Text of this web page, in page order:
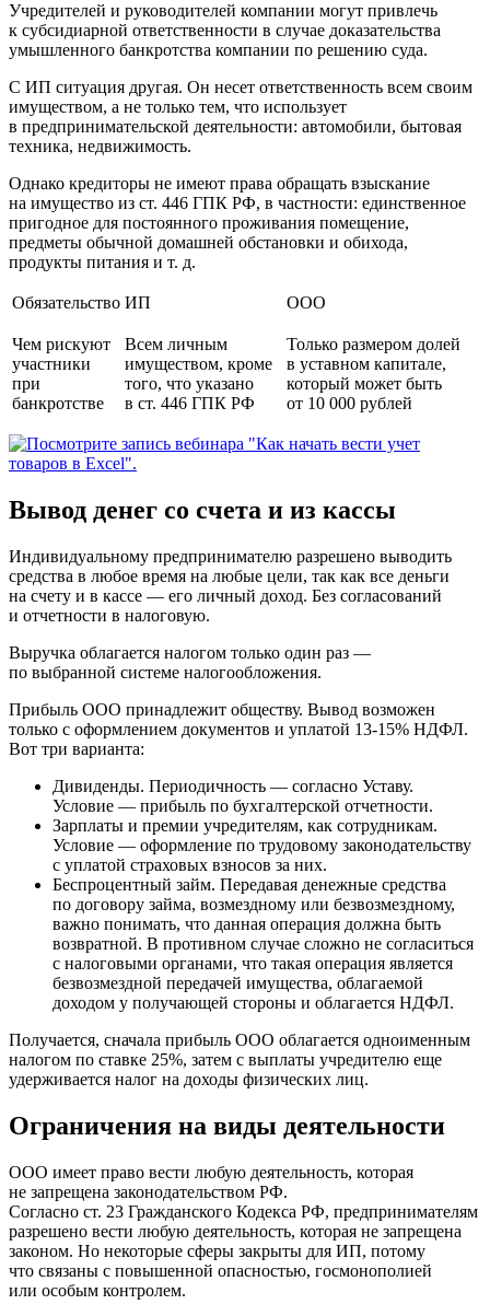
Учредителей и руководителей компании могут привлечь
к субсидиарной ответственности в случае доказательства
умышленного банкротства компании по решению суда.
С ИП ситуация другая. Он несет ответственность всем своим
имуществом, а не только тем, что использует
в предпринимательской деятельности: автомобили, бытовая
техника, недвижимость.
Однако кредиторы не имеют права обращать взыскание
на имущество из ст. 446 ГПК РФ, в частности: единственное
пригодное для постоянного проживания помещение,
предметы обычной домашней обстановки и обихода,
продукты питания и т. д.
Обязательство ИП ООО
Чем рискуют
участники
при
банкротстве
Всем личным
имуществом, кроме
того, что указано
в ст. 446 ГПК РФ
Только размером долей
в уставном капитале,
который может быть
от 10 000 рублей
Вывод денег со счета и из кассы
Индивидуальному предпринимателю разрешено выводить
средства в любое время на любые цели, так как все деньги
на счету и в кассе — его личный доход. Без согласований
и отчетности в налоговую.
Выручка облагается налогом только один раз —
по выбранной системе налогообложения.
Прибыль ООО принадлежит обществу. Вывод возможен
только с оформлением документов и уплатой 13-15% НДФЛ.
Вот три варианта:
Дивиденды. Периодичность — согласно Уставу.
Условие — прибыль по бухгалтерской отчетности.
Зарплаты и премии учредителям, как сотрудникам.
Условие — оформление по трудовому законодательству
с уплатой страховых взносов за них.
Беспроцентный займ. Передавая денежные средства
по договору займа, возмездному или безвозмездному,
важно понимать, что данная операция должна быть
возвратной. В противном случае сложно не согласиться
с налоговыми органами, что такая операция является
безвозмездной передачей имущества, облагаемой
доходом у получающей стороны и облагается НДФЛ.
Получается, сначала прибыль ООО облагается одноименным
налогом по ставке 25%, затем с выплаты учредителю еще
удерживается налог на доходы физических лиц.
Ограничения на виды деятельности
ООО имеет право вести любую деятельность, которая
не запрещена законодательством РФ.
Согласно ст. 23 Гражданского Кодекса РФ, предпринимателям
разрешено вести любую деятельность, которая не запрещена
законом. Но некоторые сферы закрыты для ИП, потому
что связаны с повышенной опасностью, госмонополией
или особым контролем.